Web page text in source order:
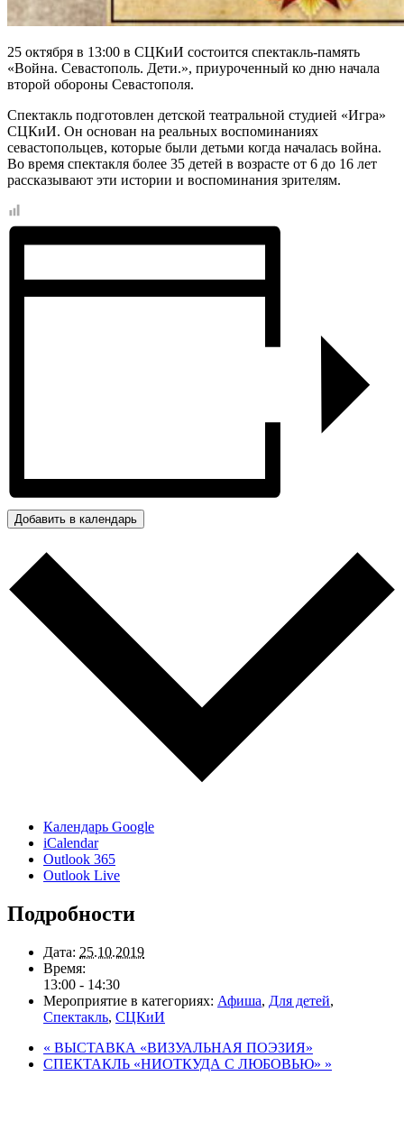
25 октября в 13:00 в СЦКиИ состоится спектакль-память
«Война. Севастополь. Дети.», приуроченный ко дню начала
второй обороны Севастополя.
Спектакль подготовлен детской театральной студией «Игра»
СЦКиИ. Он основан на реальных воспоминаниях
севастопольцев, которые были детьми когда началась война.
Во время спектакля более 35 детей в возрасте от 6 до 16 лет
рассказывают эти истории и воспоминания зрителям.
Добавить в календарь
Календарь Google
iCalendar
Outlook 365
Outlook Live
Подробности
Дата: 25.10.2019
Время:
13:00 - 14:30
Мероприятие в категориях: Афиша, Для детей,
Спектакль, СЦКиИ
« ВЫСТАВКА «ВИЗУАЛЬНАЯ ПОЭЗИЯ»
СПЕКТАКЛЬ «НИОТКУДА С ЛЮБОВЬЮ» »